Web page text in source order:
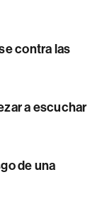
contra las
a escuchar
de una